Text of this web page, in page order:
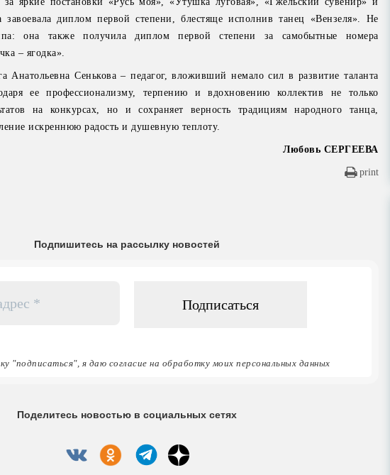
завоевала диплом первой степени, блестяще исполнив танец «Вензеля». Не
она также получила диплом первой степени за самобытные номера
– ягодка».
Анатольевна Сенькова – педагог, вложивший немало сил в развитие таланта
ее профессионализму, терпению и вдохновению коллектив не только
на конкурсах, но и сохраняет верность традициям народного танца,
искреннюю радость и душевную теплоту.
Любовь СЕРГЕЕВА
print
Подпишитесь на рассылку новостей
"подписаться", я даю согласие на обработку моих персональных данных
Поделитесь новостью в социальных сетях